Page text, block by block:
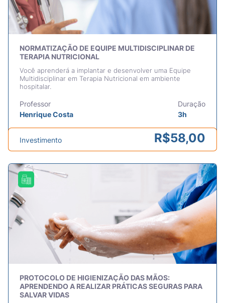
NORMATIZAÇÃO DE EQUIPE MULTIDISCIPLINAR DE
TERAPIA NUTRICIONAL
Você aprenderá a implantar e desenvolver uma Equipe
Multidisciplinar em Terapia Nutricional em ambiente
hospitalar.
Professor
Henrique Costa
Duração
3h
Investimento R$58,00
PROTOCOLO DE HIGIENIZAÇÃO DAS MÃOS:
APRENDENDO A REALIZAR PRÁTICAS SEGURAS PARA
SALVAR VIDAS